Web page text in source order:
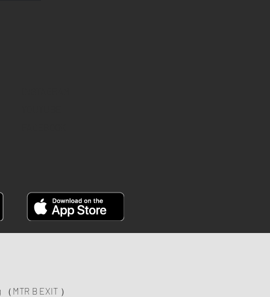
MTR B EXIT ）